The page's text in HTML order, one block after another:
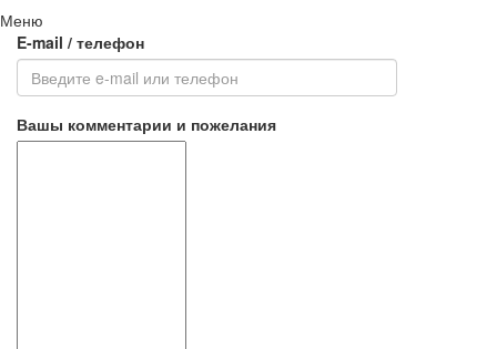
Меню
E-mail / телефон
Вашы комментарии и пожелания